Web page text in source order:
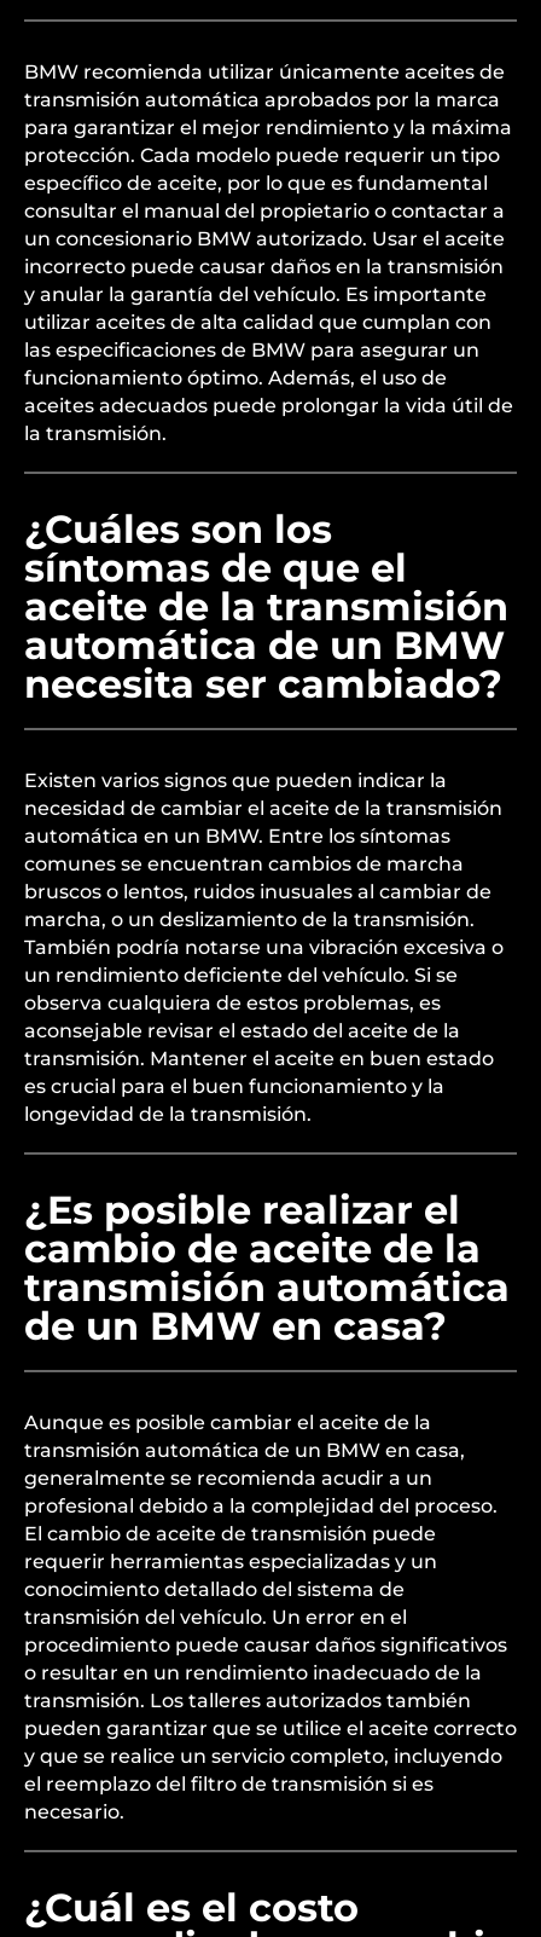
BMW recomienda utilizar únicamente aceites de
transmisión automática aprobados por la marca
para garantizar el mejor rendimiento y la máxima
protección. Cada modelo puede requerir un tipo
específico de aceite, por lo que es fundamental
consultar el manual del propietario o contactar a
un concesionario BMW autorizado. Usar el aceite
incorrecto puede causar daños en la transmisión
y anular la garantía del vehículo. Es importante
utilizar aceites de alta calidad que cumplan con
las especificaciones de BMW para asegurar un
funcionamiento óptimo. Además, el uso de
aceites adecuados puede prolongar la vida útil de
la transmisión.
¿Cuáles son los
síntomas de que el
aceite de la transmisión
automática de un BMW
necesita ser cambiado?
Existen varios signos que pueden indicar la
necesidad de cambiar el aceite de la transmisión
automática en un BMW. Entre los síntomas
comunes se encuentran cambios de marcha
bruscos o lentos, ruidos inusuales al cambiar de
marcha, o un deslizamiento de la transmisión.
También podría notarse una vibración excesiva o
un rendimiento deficiente del vehículo. Si se
observa cualquiera de estos problemas, es
aconsejable revisar el estado del aceite de la
transmisión. Mantener el aceite en buen estado
es crucial para el buen funcionamiento y la
longevidad de la transmisión.
¿Es posible realizar el
cambio de aceite de la
transmisión automática
de un BMW en casa?
Aunque es posible cambiar el aceite de la
transmisión automática de un BMW en casa,
generalmente se recomienda acudir a un
profesional debido a la complejidad del proceso.
El cambio de aceite de transmisión puede
requerir herramientas especializadas y un
conocimiento detallado del sistema de
transmisión del vehículo. Un error en el
procedimiento puede causar daños significativos
o resultar en un rendimiento inadecuado de la
transmisión. Los talleres autorizados también
pueden garantizar que se utilice el aceite correcto
y que se realice un servicio completo, incluyendo
el reemplazo del filtro de transmisión si es
necesario.
¿Cuál es el costo